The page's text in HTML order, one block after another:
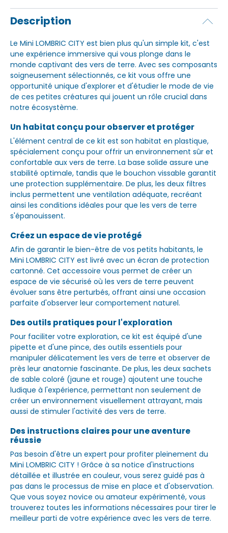
Description
Le Mini LOMBRIC CITY est bien plus qu'un simple kit, c'est
une expérience immersive qui vous plonge dans le
monde captivant des vers de terre. Avec ses composants
soigneusement sélectionnés, ce kit vous offre une
opportunité unique d'explorer et d'étudier le mode de vie
de ces petites créatures qui jouent un rôle crucial dans
notre écosystème.
Un habitat conçu pour observer et protéger
L'élément central de ce kit est son habitat en plastique,
spécialement conçu pour offrir un environnement sûr et
confortable aux vers de terre. La base solide assure une
stabilité optimale, tandis que le bouchon vissable garantit
une protection supplémentaire. De plus, les deux filtres
inclus permettent une ventilation adéquate, recréant
ainsi les conditions idéales pour que les vers de terre
s'épanouissent.
Créez un espace de vie protégé
Afin de garantir le bien-être de vos petits habitants, le
Mini LOMBRIC CITY est livré avec un écran de protection
cartonné. Cet accessoire vous permet de créer un
espace de vie sécurisé où les vers de terre peuvent
évoluer sans être perturbés, offrant ainsi une occasion
parfaite d'observer leur comportement naturel.
Des outils pratiques pour l'exploration
Pour faciliter votre exploration, ce kit est équipé d'une
pipette et d'une pince, des outils essentiels pour
manipuler délicatement les vers de terre et observer de
près leur anatomie fascinante. De plus, les deux sachets
de sable coloré (jaune et rouge) ajoutent une touche
ludique à l'expérience, permettant non seulement de
créer un environnement visuellement attrayant, mais
aussi de stimuler l'activité des vers de terre.
Des instructions claires pour une aventure
réussie
Pas besoin d'être un expert pour profiter pleinement du
Mini LOMBRIC CITY ! Grâce à sa notice d'instructions
détaillée et illustrée en couleur, vous serez guidé pas à
pas dans le processus de mise en place et d'observation.
Que vous soyez novice ou amateur expérimenté, vous
trouverez toutes les informations nécessaires pour tirer le
meilleur parti de votre expérience avec les vers de terre.